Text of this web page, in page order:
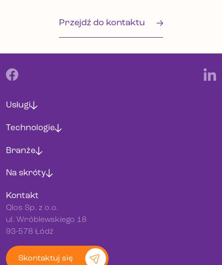
Przejdź do kontaktu
Usługi
Technologie
Branże
Na skróty
Kontakt
Qlos Sp. z o.o.
ul. Wróblewskiego 18
93-578 Łódź
Skontaktuj się